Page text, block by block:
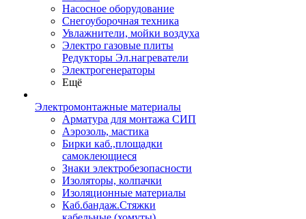
Насосное оборудование
Снегоуборочная техника
Увлажнители, мойки воздуха
Электро газовые плиты
Редукторы Эл.нагреватели
Электрогенераторы
Ещё
Электромонтажные материалы
Арматура для монтажа СИП
Аэрозоль, мастика
Бирки каб.,площадки
самоклеющиеся
Знаки электробезопасности
Изоляторы, колпачки
Изоляционные материалы
Каб.бандаж.Стяжки